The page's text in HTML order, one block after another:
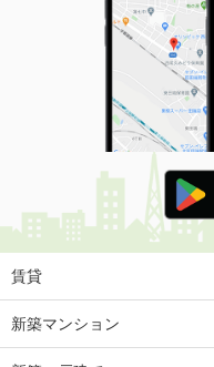
賃貸
新築マンション